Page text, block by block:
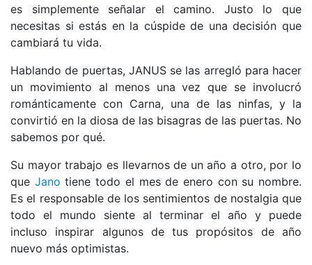
es simplemente señalar el camino. Justo lo que
necesitas si estás en la cúspide de una decisión que
cambiará tu vida.
Hablando de puertas, JANUS se las arregló para hacer
un movimiento al menos una vez que se involucró
románticamente con Carna, una de las ninfas, y la
convirtió en la diosa de las bisagras de las puertas. No
sabemos por qué.
Su mayor trabajo es llevarnos de un año a otro, por lo
que Jano tiene todo el mes de enero con su nombre.
Es el responsable de los sentimientos de nostalgia que
todo el mundo siente al terminar el año y puede
incluso inspirar algunos de tus propósitos de año
nuevo más optimistas.